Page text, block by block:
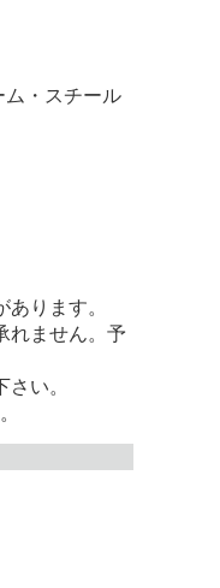
・スチール
ります。
れません。予
い。